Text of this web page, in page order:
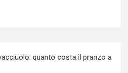
quanto costa il pranzo a